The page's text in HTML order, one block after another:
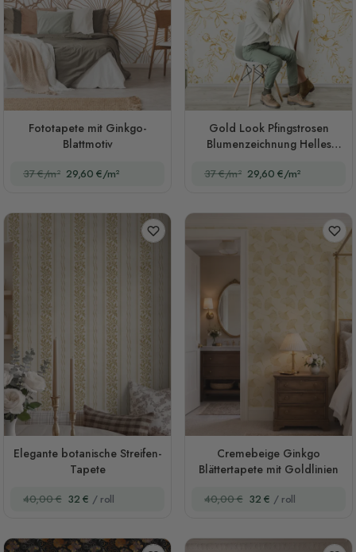
Fototapete mit Ginkgo-
Blattmotiv
37 €/m² 29,60 €/m²
Gold Look Pfingstrosen
Blumenzeichnung Helles
37 €/m² 29,60 €/m²
Elegante botanische Streifen-
Tapete
40,00 € 32 € / roll
Cremebeige Ginkgo
Blättertapete mit Goldlinien
40,00 € 32 € / roll